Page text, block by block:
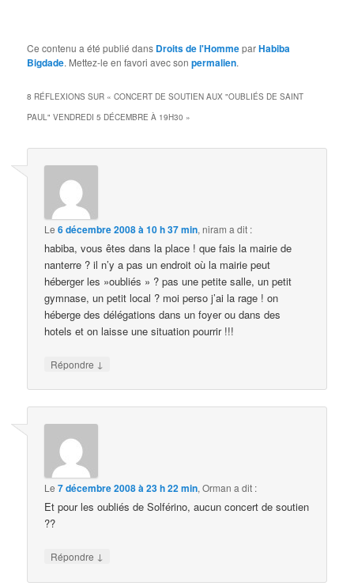
Ce contenu a été publié dans Droits de l'HommeparHabiba
Bigdade. Mettez-le en favori avec sonpermalien.
8 RÉFLEXIONS SUR «CONCERT DE SOUTIEN AUX "OUBLIÉS DE SAINT
PAUL" VENDREDI 5 DÉCEMBRE À 19H30 »
Le6 décembre 2008 à 10 h 37 min,niram a dit :
habiba, vous êtes dans la place ! que fais la mairie de
nanterre ? il n’y a pas un endroit où la mairie peut
héberger les »oubliés » ? pas une petite salle, un petit
gymnase, un petit local ? moi perso j’ai la rage ! on
héberge des délégations dans un foyer ou dans des
hotels et on laisse une situation pourrir !!!
Répondre ↓
Le7 décembre 2008 à 23 h 22 min,Orman a dit :
Et pour les oubliés de Solférino, aucun concert de soutien
??
Répondre ↓